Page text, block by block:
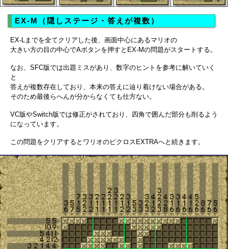
EX-M（隠しステージ・答えが複数）
EX-Lまでを全てクリアした後、画面中心にあるマリオの
大きい方の目の中心でAボタンを押すとEX-Mの問題がスタートする。
なお、SFC版では出題ミスがあり、数字のヒントを参考に解いていく
と
答えが複数存在しており、本来の答えに辿り着けない場合がある。
そのため最後らへんが分からなくても仕方ない。
VC版やSwitch版では修正がされており、四角で囲んだ部分も削るよう
になっています。
この問題をクリアするとワリオのピクロスEXTRAへと続きます。